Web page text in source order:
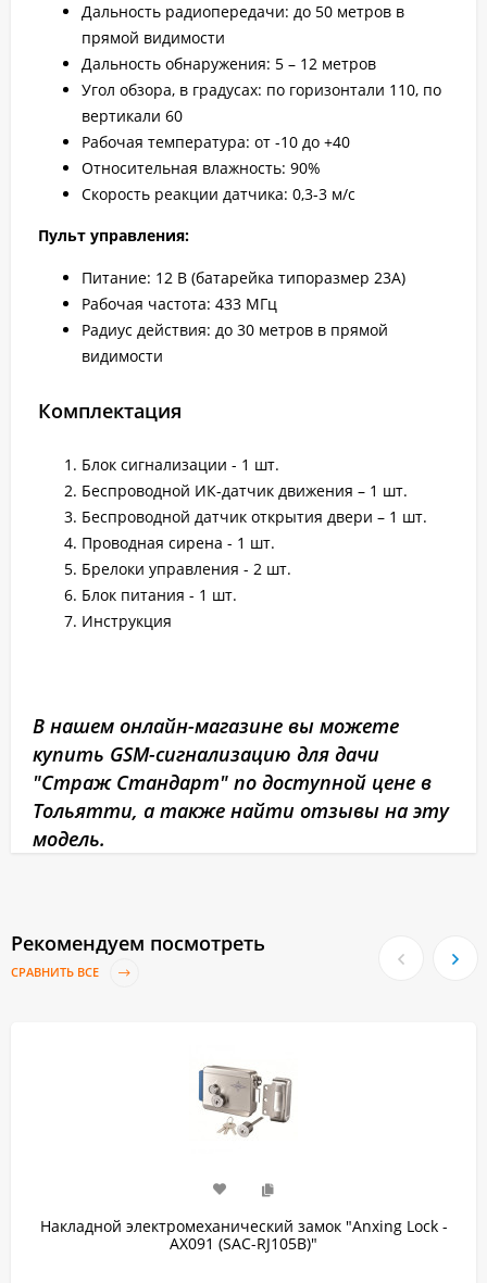
Дальность радиопередачи: до 50 метров в
прямой видимости
Дальность обнаружения: 5 – 12 метров
Угол обзора, в градусах: по горизонтали 110, по
вертикали 60
Рабочая температура: от -10 до +40
Относительная влажность: 90%
Скорость реакции датчика: 0,3-3 м/с
Пульт управления:
Питание: 12 В (батарейка типоразмер 23А)
Рабочая частота: 433 MГц
Радиус действия: до 30 метров в прямой
видимости
Комплектация
Блок сигнализации - 1 шт.
Беспроводной ИК-датчик движения – 1 шт.
Беспроводной датчик открытия двери – 1 шт.
Проводная сирена - 1 шт.
Брелоки управления - 2 шт.
Блок питания - 1 шт.
Инструкция
В нашем онлайн-магазине вы можете
купить GSM-сигнализацию для дачи
"Страж Стандарт" по доступной цене в
Тольятти, а также найти отзывы на эту
модель.
Рекомендуем посмотреть
СРАВНИТЬ ВСЕ
Накладной электромеханический замок "Anxing Lock -
AX091 (SAC-RJ105B)"